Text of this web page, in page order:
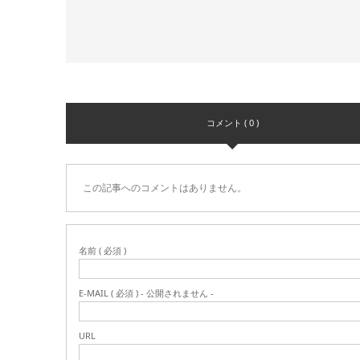
コメント ( 0 )
この記事へのコメントはありません。
名前 ( 必須 )
E-MAIL ( 必須 ) - 公開されません -
URL